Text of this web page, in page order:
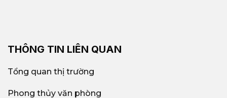
THÔNG TIN LIÊN QUAN
Tổng quan thị trường
Phong thủy văn phòng